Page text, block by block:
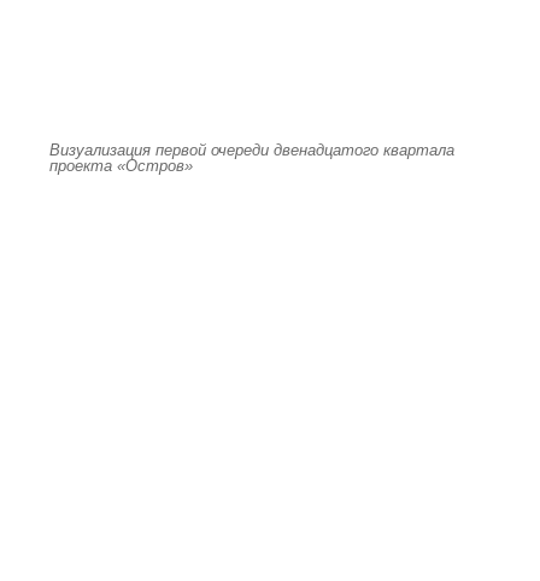
Визуализация первой очереди двенадцатого квартала
проекта «Остров»